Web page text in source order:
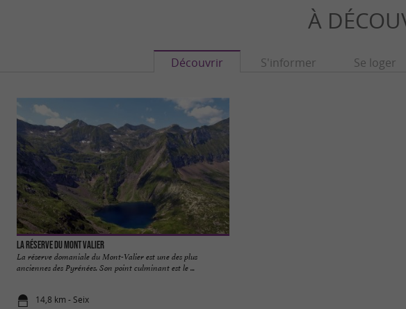
À
Découvrir S'informer Se loger
La Réserve Du Mont Valier
La réserve domaniale du Mont-Valier est une des plus
anciennes des Pyrénées. Son point culminant est le ...
14,8 km - Seix